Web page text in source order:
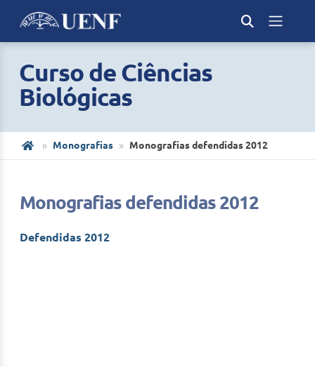
Curso de Ciências
Biológicas
Monografias Monografias defendidas 2012
Monografias defendidas 2012
Defendidas 2012